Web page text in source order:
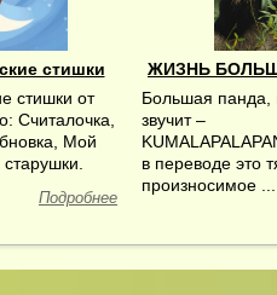
стишки
стишки от
Считалочка,
Мой
Подробнее
ЖИЗНЬ
Большая панда,
звучит –
в переводе это
произносимое ...